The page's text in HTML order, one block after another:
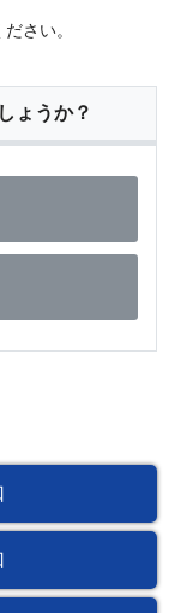
さい。
ょうか？